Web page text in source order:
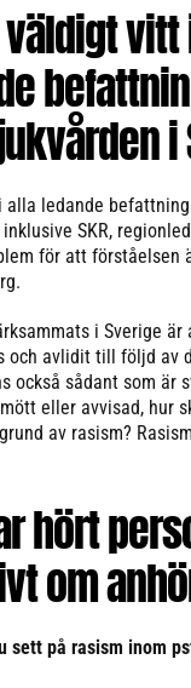
väldigt
i
ledande
SKR,
för att förståelsen
i Sverige
och avlidit till följd av
också sådant som är
eller avvisad, hur
av rasism?
hört
om
sett på rasism inom